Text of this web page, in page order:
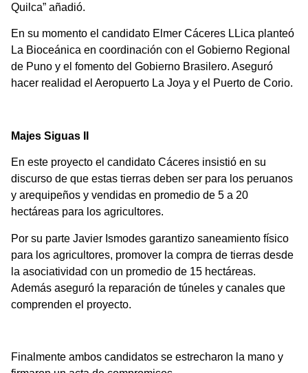
Quilca” añadió.
En su momento el candidato Elmer Cáceres LLica planteó
La Bioceánica en coordinación con el Gobierno Regional
de Puno y el fomento del Gobierno Brasilero. Aseguró
hacer realidad el Aeropuerto La Joya y el Puerto de Corio.
Majes Siguas II
En este proyecto el candidato Cáceres insistió en su
discurso de que estas tierras deben ser para los peruanos
y arequipeños y vendidas en promedio de 5 a 20
hectáreas para los agricultores.
Por su parte Javier Ismodes garantizo saneamiento físico
para los agricultores, promover la compra de tierras desde
la asociatividad con un promedio de 15 hectáreas.
Además aseguró la reparación de túneles y canales que
comprenden el proyecto.
Finalmente ambos candidatos se estrecharon la mano y